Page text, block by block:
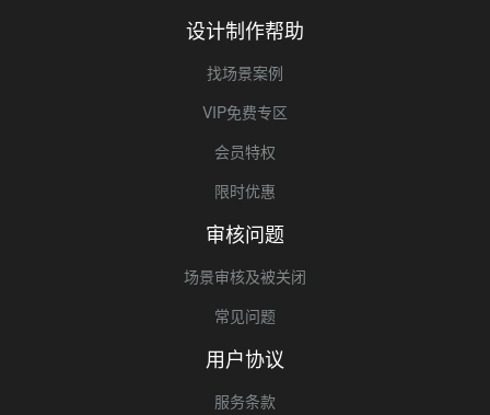
设计制作帮助
找场景案例
VIP免费专区
会员特权
限时优惠
审核问题
场景审核及被关闭
常见问题
用户协议
服务条款